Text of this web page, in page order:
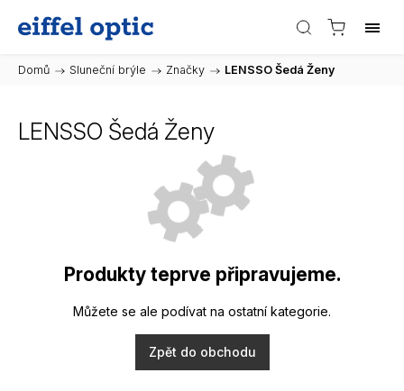
Domů / Sluneční brýle / Značky / LENSSO Šedá Ženy
LENSSO Šedá Ženy
Produkty teprve připravujeme.
Můžete se ale podívat na ostatní kategorie.
Zpět do obchodu